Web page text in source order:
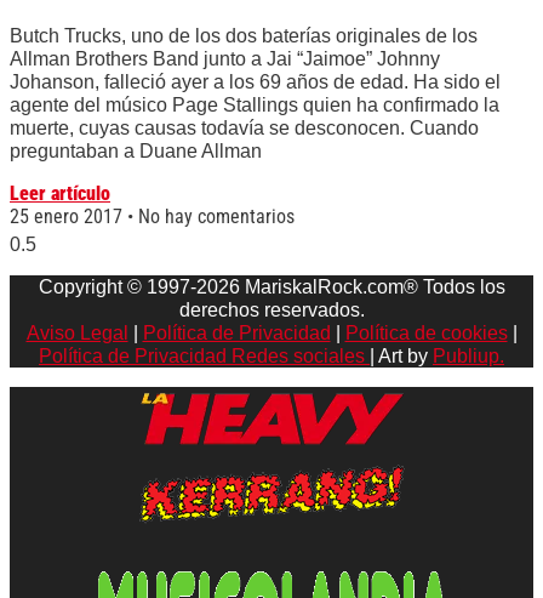
Butch Trucks, uno de los dos baterías originales de los
Allman Brothers Band junto a Jai “Jaimoe” Johnny
Johanson, falleció ayer a los 69 años de edad. Ha sido el
agente del músico Page Stallings quien ha confirmado la
muerte, cuyas causas todavía se desconocen. Cuando
preguntaban a Duane Allman
Leer artículo
25 enero 2017
No hay comentarios
Copyright © 1997-2026 MariskalRock.com® Todos los
derechos reservados.
Aviso Legal
Política de Privacidad Política de cookies|
Política de Privacidad Redes sociales
| Art by Publiup.